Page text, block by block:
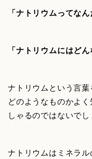
「ナトリウムってなん
「ナトリウムにはど
ナトリウムという言葉
どのようなものかよ
しゃるのではないでし
ナトリウムはミネラ